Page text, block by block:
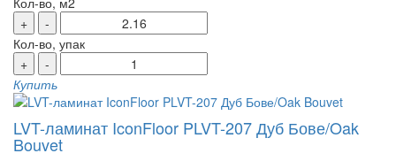
+
-
Кол-во, упак
+
-
Купить
LVT-ламинат IconFloor PLVT-207 Дуб Бове/Oak
Bouvet